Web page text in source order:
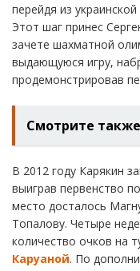
перейдя из
Этот шаг принес
зачете шахматной
выдающуюся игру,
продемонстрировав
Смотрите
В 2012 году Карякин
выиграв первенство
место досталось
Топалову. Четыре
количество очков на
Каруаной. По